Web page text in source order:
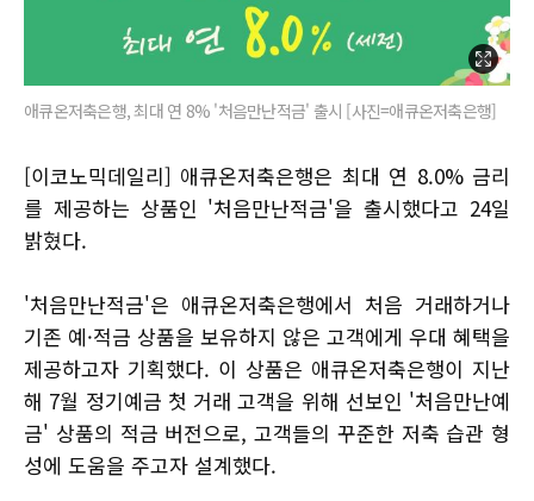
애큐온저축은행, 최대 연 8% '처음만난적금' 출시 [사진=애큐온저축은행]
[이코노믹데일리] 애큐온저축은행은 최대 연 8.0% 금리
를 제공하는 상품인 '처음만난적금'을 출시했다고 24일
밝혔다.
'처음만난적금'은 애큐온저축은행에서 처음 거래하거나
기존 예·적금 상품을 보유하지 않은 고객에게 우대 혜택을
제공하고자 기획했다. 이 상품은 애큐온저축은행이 지난
해 7월 정기예금 첫 거래 고객을 위해 선보인 '처음만난예
금' 상품의 적금 버전으로, 고객들의 꾸준한 저축 습관 형
성에 도움을 주고자 설계했다.